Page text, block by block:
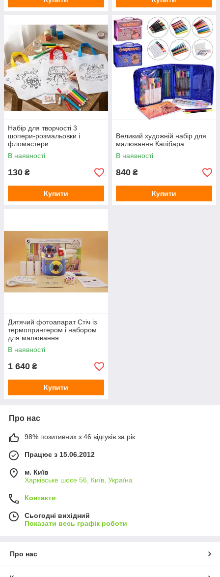
Набір для творчості 3
шопери-розмальовки і
фломастери
В наявності
130 ₴
Купити
Великий художній набір для
малювання Капібара
В наявності
840 ₴
Купити
Дитячий фотоапарат Стіч із
термопринтером і набором
для малювання
В наявності
1 640 ₴
Купити
Про нас
98% позитивних з 46 відгуків за рік
Працює з 15.06.2012
м. Київ
Харківське шосе 56, Київ, Україна
Контакти
Сьогодні вихідний
Показати весь графік роботи
Про нас